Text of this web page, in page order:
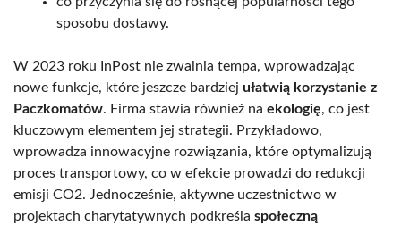
sposobu dostawy.
W 2023 roku InPost nie zwalnia tempa, wprowadzając
nowe funkcje, które jeszcze bardziej ułatwią korzystanie z
Paczkomatów. Firma stawia również na ekologię, co jest
kluczowym elementem jej strategii. Przykładowo,
wprowadza innowacyjne rozwiązania, które optymalizują
proces transportowy, co w efekcie prowadzi do redukcji
emisji CO2. Jednocześnie, aktywne uczestnictwo w
projektach charytatywnych podkreśla społeczną